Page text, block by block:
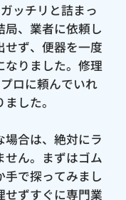
ッチリと詰まっ
、業者に依頼し
せず、便器を一度
なりました。修理
ロに頼んでいれ
した。
合は、絶対にラ
せん。まずはゴム
で探ってみまし
せずすぐに専門業